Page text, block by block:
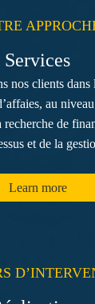
Services
nos clients dans
au
de
et de la
Learn more